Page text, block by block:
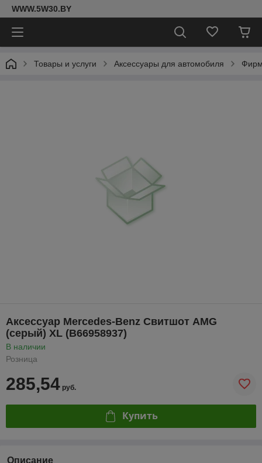
WWW.5W30.BY
Товары и услуги Аксессуары для автомобиля
Аксессуар Mercedes-Benz Свитшот AMG
(серый) XL (B66958937)
В наличии
Розница
285,54 руб.
Купить
Описание